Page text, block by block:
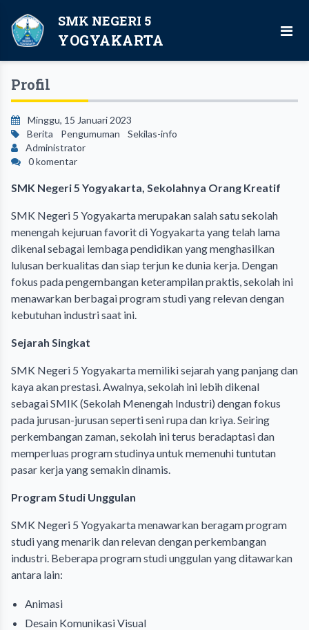
SMK NEGERI 5
YOGYAKARTA
Profil
Minggu, 15 Januari 2023
Berita
Pengumuman
Sekilas-info
Administrator
0 komentar
SMK Negeri 5 Yogyakarta, Sekolahnya Orang Kreatif
SMK Negeri 5 Yogyakarta merupakan salah satu sekolah
menengah kejuruan favorit di Yogyakarta yang telah lama
dikenal sebagai lembaga pendidikan yang menghasilkan
lulusan berkualitas dan siap terjun ke dunia kerja. Dengan
fokus pada pengembangan keterampilan praktis, sekolah ini
menawarkan berbagai program studi yang relevan dengan
kebutuhan industri saat ini.
Sejarah Singkat
SMK Negeri 5 Yogyakarta memiliki sejarah yang panjang dan
kaya akan prestasi. Awalnya, sekolah ini lebih dikenal
sebagai SMIK (Sekolah Menengah Industri) dengan fokus
pada jurusan-jurusan seperti seni rupa dan kriya. Seiring
perkembangan zaman, sekolah ini terus beradaptasi dan
memperluas program studinya untuk memenuhi tuntutan
pasar kerja yang semakin dinamis.
Program Studi Unggulan
SMK Negeri 5 Yogyakarta menawarkan beragam program
studi yang menarik dan relevan dengan perkembangan
industri. Beberapa program studi unggulan yang ditawarkan
antara lain:
Animasi
Desain Komunikasi Visual